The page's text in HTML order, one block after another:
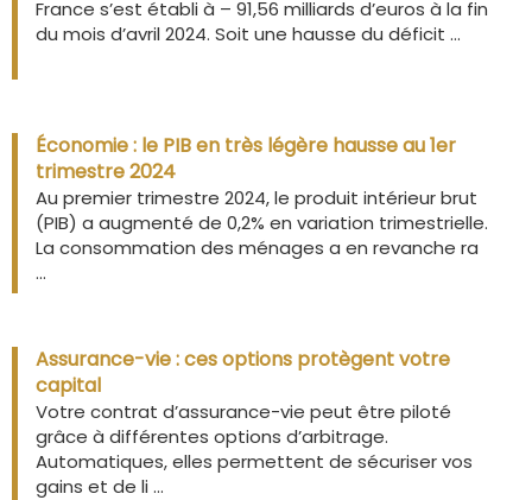
France s’est établi à – 91,56 milliards d’euros à la fin
du mois d’avril 2024. Soit une hausse du déficit ...
Économie : le PIB en très légère hausse au 1er
trimestre 2024
Au premier trimestre 2024, le produit intérieur brut
(PIB) a augmenté de 0,2% en variation trimestrielle.
La consommation des ménages a en revanche ra
...
Assurance-vie : ces options protègent votre
capital
Votre contrat d’assurance-vie peut être piloté
grâce à différentes options d’arbitrage.
Automatiques, elles permettent de sécuriser vos
gains et de li ...